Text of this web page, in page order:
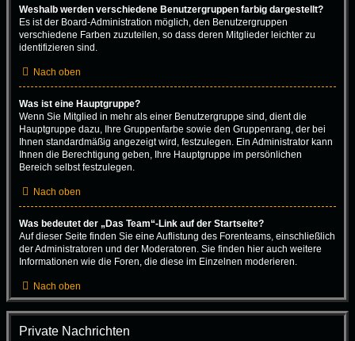
Weshalb werden verschiedene Benutzergruppen farbig dargestellt?
Es ist der Board-Administration möglich, den Benutzergruppen
verschiedene Farben zuzuteilen, so dass deren Mitglieder leichter zu
identifizieren sind.
Nach oben
Was ist eine Hauptgruppe?
Wenn Sie Mitglied in mehr als einer Benutzergruppe sind, dient die
Hauptgruppe dazu, Ihre Gruppenfarbe sowie den Gruppenrang, der bei
Ihnen standardmäßig angezeigt wird, festzulegen. Ein Administrator kann
Ihnen die Berechtigung geben, Ihre Hauptgruppe im persönlichen
Bereich selbst festzulegen.
Nach oben
Was bedeutet der „Das Team“-Link auf der Startseite?
Auf dieser Seite finden Sie eine Auflistung des Forenteams, einschließlich
der Administratoren und der Moderatoren. Sie finden hier auch weitere
Informationen wie die Foren, die diese im Einzelnen moderieren.
Nach oben
Private Nachrichten